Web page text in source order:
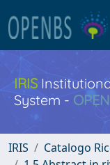
IRIS
System -
IRIS Catalogo